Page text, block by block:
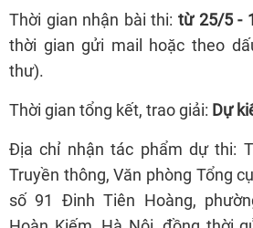
Thời gian nhận bài thi: từ 25/5 -
thời gian gửi mail hoặc theo
thư).
Thời gian tổng kết, trao giải: Dự
Địa chỉ nhận tác phẩm dự thi:
Truyền thông, Văn phòng Tổng
số 91 Đinh Tiên Hoàng,